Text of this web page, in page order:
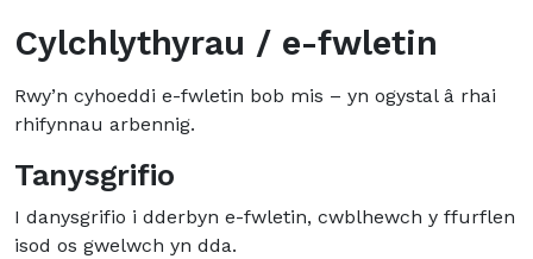
Cylchlythyrau / e-fwletin
Rwy’n cyhoeddi e-fwletin bob mis – yn ogystal â rhai
rhifynnau arbennig.
Tanysgrifio
I danysgrifio i dderbyn e-fwletin, cwblhewch y ffurflen
isod os gwelwch yn dda.